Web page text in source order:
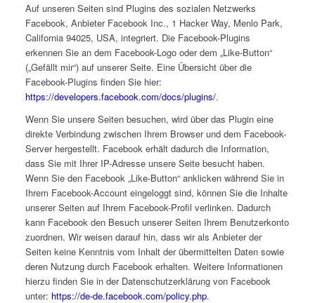
Auf unseren Seiten sind Plugins des sozialen Netzwerks
Facebook, Anbieter Facebook Inc., 1 Hacker Way, Menlo Park,
California 94025, USA, integriert. Die Facebook-Plugins
erkennen Sie an dem Facebook-Logo oder dem „Like-Button“
(„Gefällt mir“) auf unserer Seite. Eine Übersicht über die
Facebook-Plugins finden Sie hier:
https://developers.facebook.com/docs/plugins/.
Wenn Sie unsere Seiten besuchen, wird über das Plugin eine
direkte Verbindung zwischen Ihrem Browser und dem Facebook-
Server hergestellt. Facebook erhält dadurch die Information,
dass Sie mit Ihrer IP-Adresse unsere Seite besucht haben.
Wenn Sie den Facebook „Like-Button“ anklicken während Sie in
Ihrem Facebook-Account eingeloggt sind, können Sie die Inhalte
unserer Seiten auf Ihrem Facebook-Profil verlinken. Dadurch
kann Facebook den Besuch unserer Seiten Ihrem Benutzerkonto
zuordnen. Wir weisen darauf hin, dass wir als Anbieter der
Seiten keine Kenntnis vom Inhalt der übermittelten Daten sowie
deren Nutzung durch Facebook erhalten. Weitere Informationen
hierzu finden Sie in der Datenschutzerklärung von Facebook
unter: https://de-de.facebook.com/policy.php.